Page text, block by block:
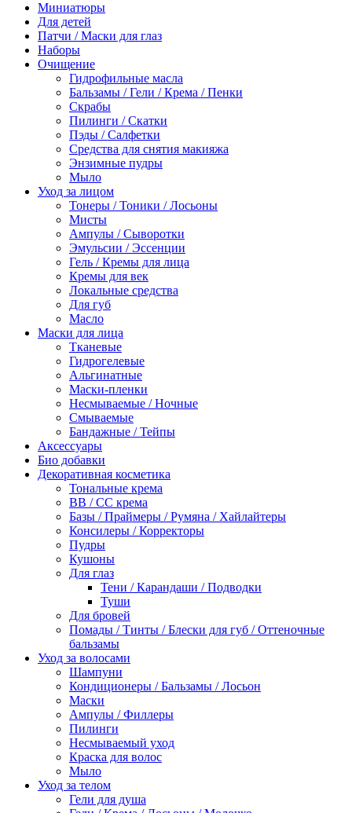
Миниатюры
Для детей
Патчи / Маски для глаз
Наборы
Очищение
Гидрофильные масла
Бальзамы / Гели / Крема / Пенки
Скрабы
Пилинги / Скатки
Пэды / Салфетки
Средства для снятия макияжа
Энзимные пудры
Мыло
Уход за лицом
Тонеры / Тоники / Лосьоны
Мисты
Ампулы / Сыворотки
Эмульсии / Эссенции
Гель / Кремы для лица
Кремы для век
Локальные средства
Для губ
Масло
Маски для лица
Тканевые
Гидрогелевые
Альгинатные
Маски-пленки
Несмываемые / Ночные
Смываемые
Бандажные / Тейпы
Аксессуары
Био добавки
Декоративная косметика
Тональные крема
BB / СС крема
Базы / Праймеры / Румяна / Хайлайтеры
Консилеры / Корректоры
Пудры
Кушоны
Для глаз
Тени / Карандаши / Подводки
Туши
Для бровей
Помады / Тинты / Блески для губ / Оттеночные
бальзамы
Уход за волосами
Шампуни
Кондиционеры / Бальзамы / Лосьон
Маски
Ампулы / Филлеры
Пилинги
Несмываемый уход
Краска для волос
Мыло
Уход за телом
Гели для душа